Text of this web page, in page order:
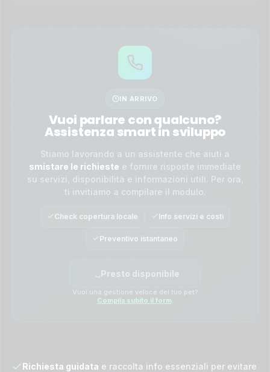
IN ARRIVO
Vuoi parlare con qualcuno?
Assistenza smart in sviluppo
Stiamo lavorando a un assistente che aiuti a
smistare le richieste e fornire risposte immediate
su servizi, disponibilità e informazioni utili. Per ora,
ti invitiamo a compilare il modulo.
Check copertura locale Info servizi e costi
Preventivo istantaneo
Presto disponibile
Vuoi una gestione veloce del tuo pet?
Compila subito il form.
Richiesta guidata e raccolta info essenziali per evitare